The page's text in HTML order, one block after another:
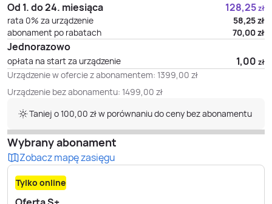
Od 1. do 24. miesiąca 128,25zł
rata 0% za urządzenie 58,25zł
abonament po rabatach
70,00zł
Jednorazowo
opłata na start za urządzenie 1,00 zł
Urządzenie w ofercie z abonamentem: 1399,00 zł
Urządzenie bez abonamentu: 1499,00 zł
Taniej o 100,00 zł w porównaniu do ceny bez abonamentu
Wybrany abonament
Zobacz mapę zasięgu
Tylko online